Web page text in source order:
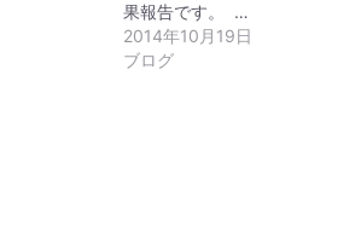
果報告です。 …
2014年10月19日
ブログ